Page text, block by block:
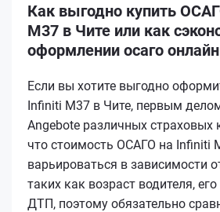
Как выгодно купить
M37 в Чите или как
оформлении осаго онлайн
Если вы хотите выгодно
Infiniti M37 в Чите, первым
Angebote различных страховых
что стоимость ОСАГО на Infiniti
варьироваться в зависимости
таких как возраст водителя,
ДТП, поэтому обязательно